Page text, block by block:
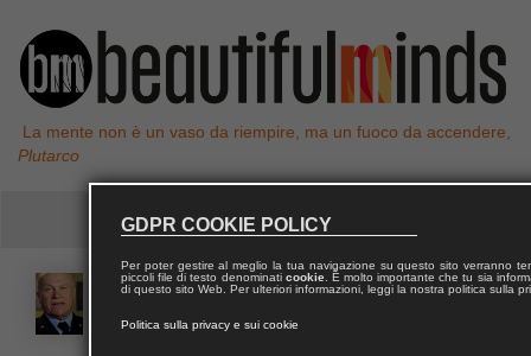
La mente non è un vaso da riempire, ma un fuoco da accendere,
Plutarco
PasqualePREZIOSA
GDPR COOKIE POLICY
Per poter gestire al meglio la tua navigazione su questo sito verranno
piccoli file di testo denominati cookie. È molto importante che tu sia
di questo sito Web. Per ulteriori informazioni, leggi la nostra politica sulla
Politica sulla privacy e sui cookie